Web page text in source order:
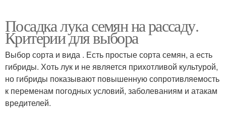
Посадка лука семян на рассаду.
Критерии для выбора
Выбор сорта и вида . Есть простые сорта семян, а есть
гибриды. Хоть лук и не является прихотливой культурой,
но гибриды показывают повышенную сопротивляемость
к переменам погодных условий, заболеваниям и атакам
вредителей.